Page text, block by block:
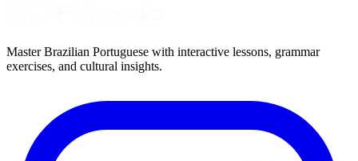
Master Brazilian Portuguese with interactive lessons, grammar
exercises, and cultural insights.